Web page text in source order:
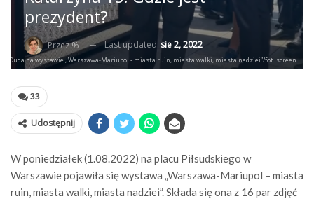
prezydent?
Przez % Last updated sie 2, 2022
Duda na wystawie „Warszawa-Mariupol - miasta ruin, miasta walki, miasta nadziei”/fot. screen
33
Udostępnij
W poniedziałek (1.08.2022) na placu Piłsudskiego w
Warszawie pojawiła się wystawa „Warszawa-Mariupol – miasta
ruin, miasta walki, miasta nadziei”. Składa się ona z 16 par zdjęć